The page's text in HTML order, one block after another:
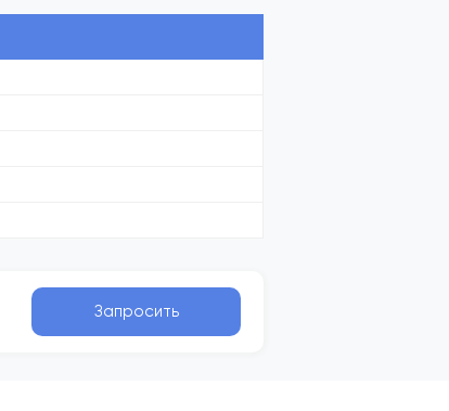
Запросить